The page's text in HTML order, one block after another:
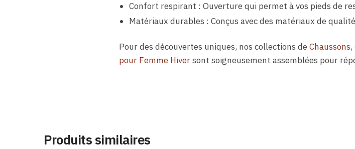
Confort respirant : Ouverture qui permet à vos pieds de
Matériaux durables : Conçus avec des matériaux de
Pour des découvertes uniques, nos collections deChaussons,
pour Femme Hiversont soigneusement assemblées pour
Produits similaires